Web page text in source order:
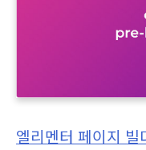
엘리멘터 페이지 빌